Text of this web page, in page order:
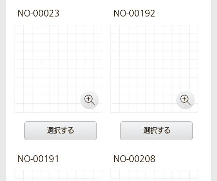
NO-00023
選択する
NO-00192
選択する
NO-00191 NO-00208